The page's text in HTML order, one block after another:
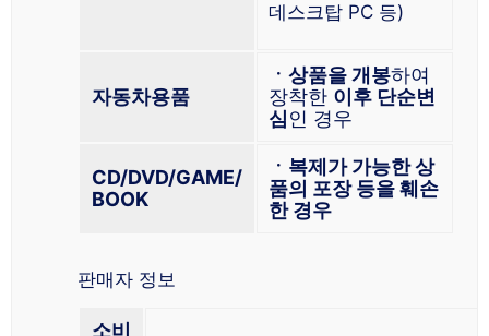
데스크탑 PC 등)
자동차용품
ㆍ상품을 개봉하여
장착한 이후 단순변
심인 경우
CD/DVD/GAME/
BOOK
ㆍ복제가 가능한 상
품의 포장 등을 훼손
한 경우
판매자 정보
소비